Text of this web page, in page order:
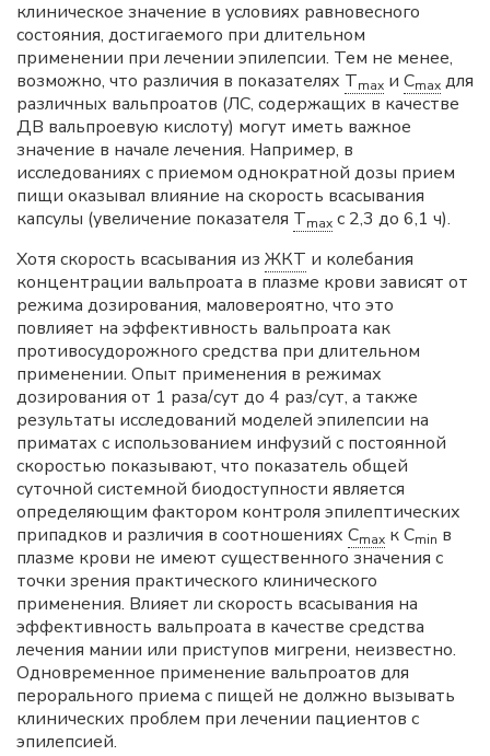
клиническое значение в условиях равновесного
состояния, достигаемого при длительном
применении при лечении эпилепсии. Тем не менее,
возможно, что различия в показателях Tmax и Cmax для
различных вальпроатов (ЛС, содержащих в качестве
ДВ вальпроевую кислоту) могут иметь важное
значение в начале лечения. Например, в
исследованиях с приемом однократной дозы прием
пищи оказывал влияние на скорость всасывания
капсулы (увеличение показателя Tmax с 2,3 до 6,1 ч).
Хотя скорость всасывания из ЖКТ и колебания
концентрации вальпроата в плазме крови зависят от
режима дозирования, маловероятно, что это
повлияет на эффективность вальпроата как
противосудорожного средства при длительном
применении. Опыт применения в режимах
дозирования от 1 раза/сут до 4 раз/сут, а также
результаты исследований моделей эпилепсии на
приматах с использованием инфузий с постоянной
скоростью показывают, что показатель общей
суточной системной биодоступности является
определяющим фактором контроля эпилептических
припадков и различия в соотношениях Cmax к Cmin в
плазме крови не имеют существенного значения с
точки зрения практического клинического
применения. Влияет ли скорость всасывания на
эффективность вальпроата в качестве средства
лечения мании или приступов мигрени, неизвестно.
Одновременное применение вальпроатов для
перорального приема с пищей не должно вызывать
клинических проблем при лечении пациентов с
эпилепсией.